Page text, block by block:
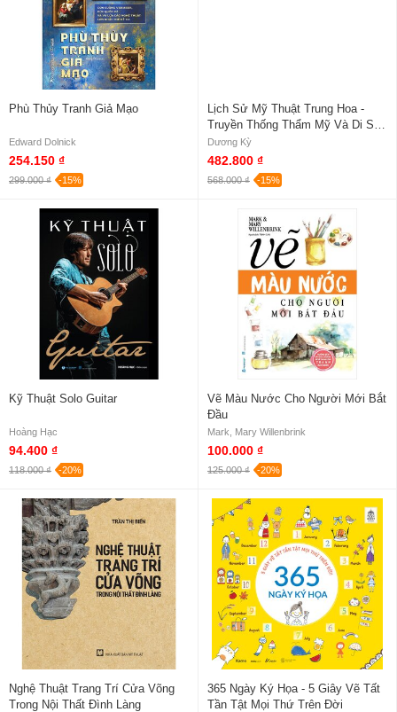
Phù Thủy Tranh Giả Mạo
Edward Dolnick
254.150 ₫
299.000 ₫ -15%
Lịch Sử Mỹ Thuật Trung Hoa -
Truyền Thống Thẩm Mỹ Và Di Sản
Nghệ Thuật Qua 5000 Năm (Bìa
Cứng)
Dương Kỳ
482.800 ₫
568.000 ₫ -15%
Kỹ Thuật Solo Guitar
Hoàng Hạc
94.400 ₫
118.000 ₫ -20%
Vẽ Màu Nước Cho Người Mới Bắt
Đầu
Mark, Mary Willenbrink
100.000 ₫
125.000 ₫ -20%
Nghệ Thuật Trang Trí Cửa Võng
Trong Nội Thất Đình Làng
365 Ngày Ký Họa - 5 Giây Vẽ Tất
Tần Tật Mọi Thứ Trên Đời